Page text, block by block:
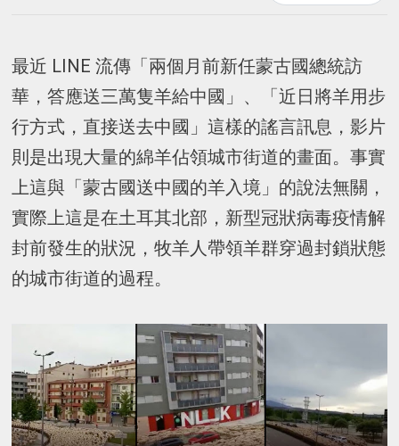
最近 LINE 流傳「兩個月前新任蒙古國總統訪
華，答應送三萬隻羊給中國」、「近日將羊用步
行方式，直接送去中國」這樣的謠言訊息，影片
則是出現大量的綿羊佔領城市街道的畫面。事實
上這與「蒙古國送中國的羊入境」的說法無關，
實際上這是在土耳其北部，新型冠狀病毒疫情解
封前發生的狀況，牧羊人帶領羊群穿過封鎖狀態
的城市街道的過程。